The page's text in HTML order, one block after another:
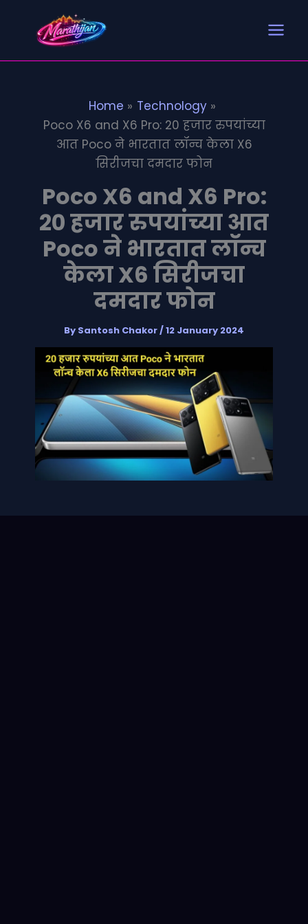
content
Home
Technology
Poco X6 and X6 Pro: 20 हजार रुपयांच्या
आत Poco ने भारतात लॉन्च केला X6
सिरीजचा दमदार फोन
Poco X6 and X6 Pro:
20 हजार रुपयांच्या आत
Poco ने भारतात लॉन्च
केला X6 सिरीजचा
दमदार फोन
By Santosh Chakor/12 January 2024
c